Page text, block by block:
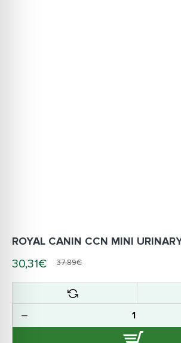
ROYAL CANIN CCN MINI
30,31€ 37,89€